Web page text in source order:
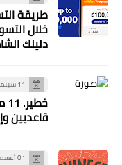
دليلك
11 سبتمبر 2015
قاعديين
01 أغسطس 2024